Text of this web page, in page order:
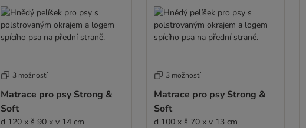
3 možností
Matrace pro psy Strong &
Soft
d 120 x š 90 x v 14 cm
3 možností
Matrace pro psy Strong &
Soft
d 100 x š 70 x v 13 cm